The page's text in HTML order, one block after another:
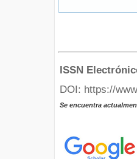
ISSN
DOI: https://
Se encuentra